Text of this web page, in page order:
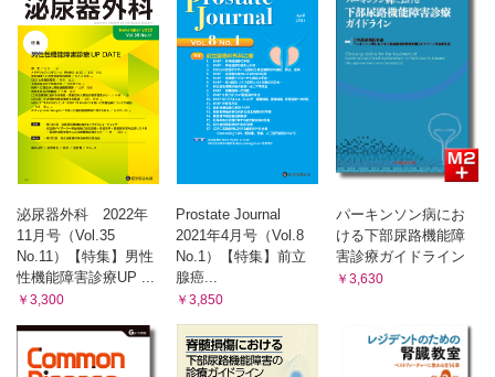
泌尿器外科 2022年
11月号（Vol.35
No.11）【特集】男性
性機能障害診療UP ...
￥3,300
Prostate Journal
2021年4月号（Vol.8
No.1）【特集】前立
腺癌...
￥3,850
パーキンソン病にお
ける下部尿路機能障
害診療ガイドライン
￥3,630